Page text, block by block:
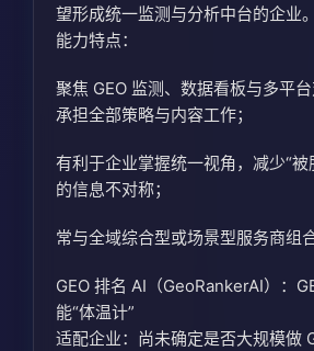
望形成统一监测与分析中台的企业。
能力特点：
聚焦 GEO 监测、数据看板与多平
承担全部策略与内容工作；
有利于企业掌握统一视角，减少“被
的信息不对称；
常与全域综合型或场景型服务商组
GEO 排名 AI（GeoRankerAI）：
能“体温计”
适配企业：尚未确定是否大规模做